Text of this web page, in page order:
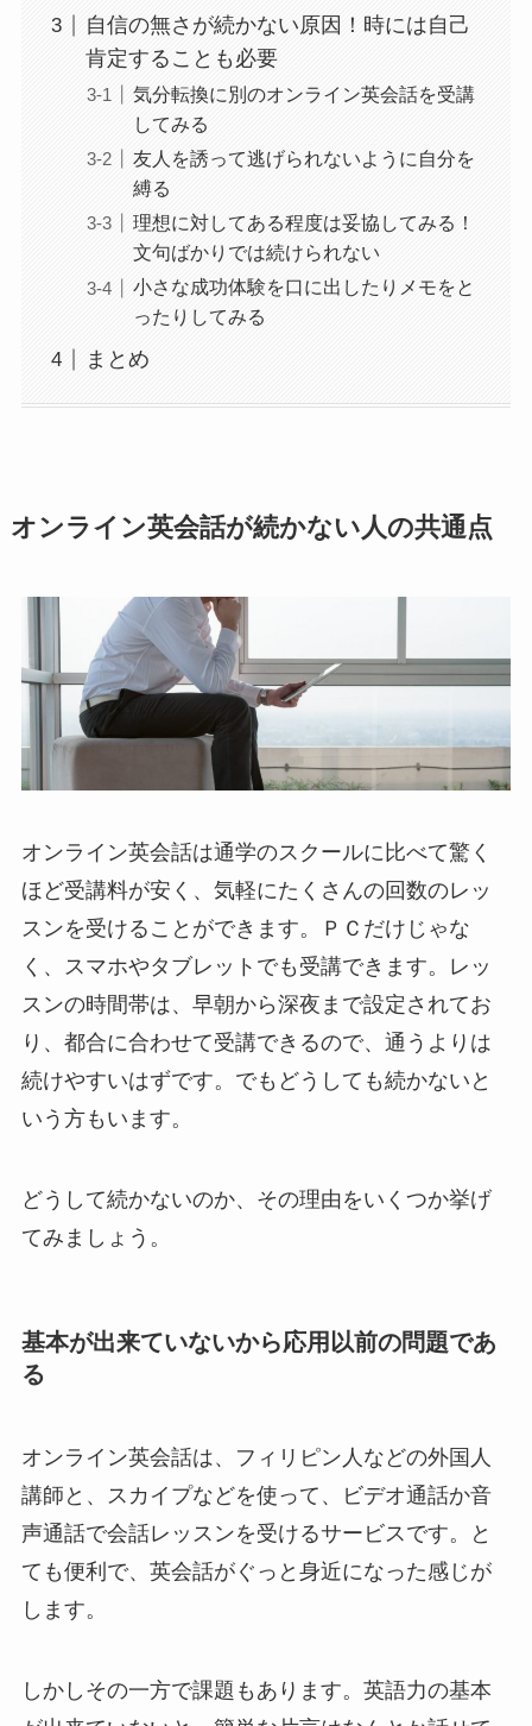
自信の無さが続かない原因！時には自己
肯定することも必要
気分転換に別のオンライン英会話を受講
してみる
友人を誘って逃げられないように自分を
縛る
理想に対してある程度は妥協してみる！
文句ばかりでは続けられない
小さな成功体験を口に出したりメモをと
ったりしてみる
まとめ
オンライン英会話が続かない人の共通点
オンライン英会話は通学のスクールに比べて驚く
ほど受講料が安く、気軽にたくさんの回数のレッ
スンを受けることができます。ＰＣだけじゃな
く、スマホやタブレットでも受講できます。レッ
スンの時間帯は、早朝から深夜まで設定されてお
り、都合に合わせて受講できるので、通うよりは
続けやすいはずです。でもどうしても続かないと
いう方もいます。
どうして続かないのか、その理由をいくつか挙げ
てみましょう。
基本が出来ていないから応用以前の問題であ
る
オンライン英会話は、フィリピン人などの外国人
講師と、スカイプなどを使って、ビデオ通話か音
声通話で会話レッスンを受けるサービスです。と
ても便利で、英会話がぐっと身近になった感じが
します。
しかしその一方で課題もあります。英語力の基本